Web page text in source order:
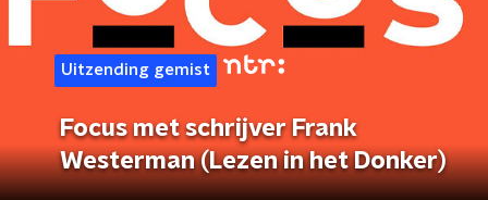
Uitzending gemist
Focus met schrijver Frank
Westerman (Lezen in het Donker)